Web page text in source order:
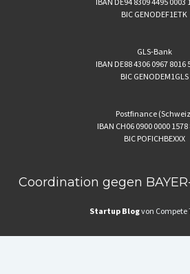
BIC GENODEF1ETK
GLS-Bank
IBAN DE88 4306 0967 8016
BIC GENODEM1GLS
Postfinance
IBAN CH06 0900 0000 1578
BIC POFICHBEXXX
Coordination gegen
Startup Blogvon Compete